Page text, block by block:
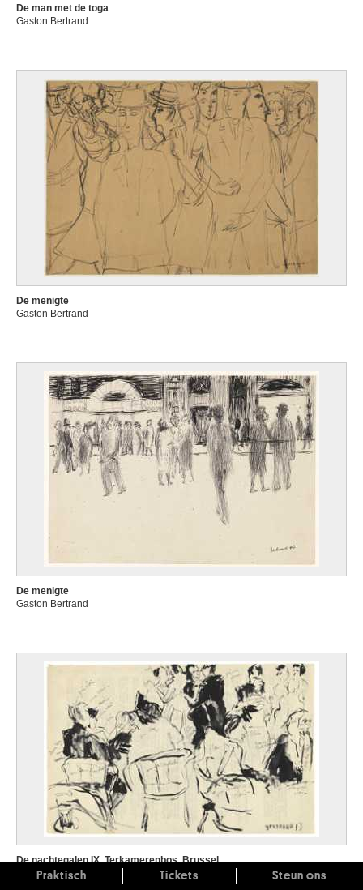
De man met de toga
Gaston Bertrand
De menigte
Gaston Bertrand
De menigte
Gaston Bertrand
De nachtegalen IX. Terkamerenbos, Brussel
Gaston Bertrand
Praktisch Tickets Steun ons